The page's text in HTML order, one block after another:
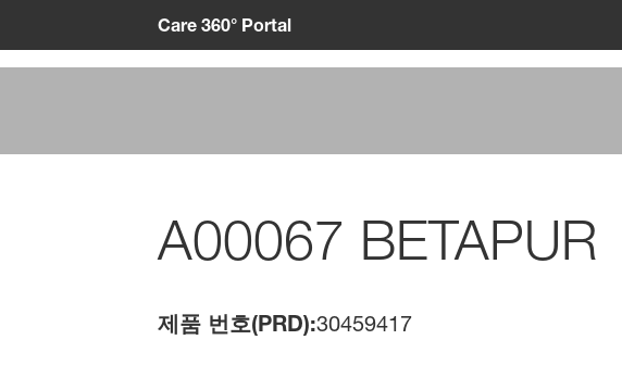
Care 360° Portal
A00067 BETAPUR
제품 번호(PRD):30459417